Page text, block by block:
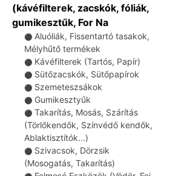
(kávéfilterek, zacskók, fóliák,
gumikesztűk, For Na
⚫ Aluóliák, Fissentartó tasakok,
Mélyhűtő termékek
⚫ Kávéfilterek (Tartós, Papír)
⚫ Sütőzacskók, Sütőpapírok
⚫ Szemeteszsákok
⚫ Gumikesztyűk
⚫ Takarítás, Mosás, Szárítás
(Törlőkendők, Színvédő kendők,
Ablaktisztítók...)
⚫ Szivacsok, Dörzsik
(Mosogatás, Takarítás)